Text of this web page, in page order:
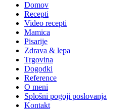
Domov
Recepti
Video recepti
Mamica
Pisarije
Zdrava & lepa
Trgovina
Dogodki
Reference
O meni
Splošni pogoji poslovanja
Kontakt